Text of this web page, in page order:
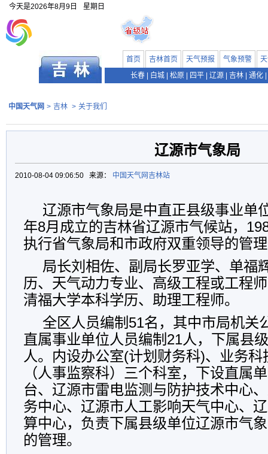
今天是2026年8月9日 星期日
首页 吉林首页 天气预报 气象预警
长春
白城 松原 四平 辽源 吉林 通化
中国天气网 > 吉林 > 关于我们
辽源市气象局
2010-08-04 09:06:50 来源： 中国天气网吉林站
辽源市气象局是中直正县级事业单
年8月成立的吉林省辽源市气候站，
执行省气象局和市政府双重领导的管
局长刘相佐、副局长罗亚学、单福
历、天气动力专业、高级工程或工程
清福大学本科学历、助理工程师。
全区人员编制51名，其中市局机关
直属事业单位人员编制21人，下属县
人。内设办公室(计划财务科)、业务
（人事监察科）三个科室，下设直属
台、辽源市雷电监测与防护技术中心
务中心、辽源市人工影响天气中心、
算中心，负责下属县级单位辽源市气
的管理。